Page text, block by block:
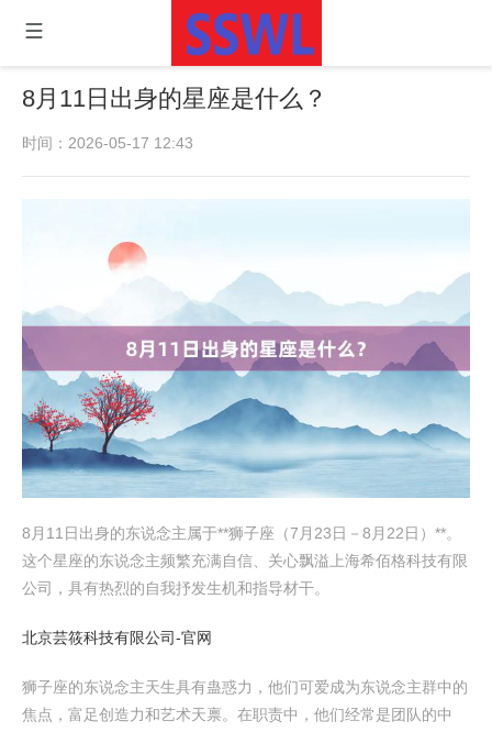
8月11日出身的星座是什么？
时间：2026-05-17 12:43
8月11日出身的东说念主属于**狮子座（7月23日－8月22日）**。
这个星座的东说念主频繁充满自信、关心飘溢上海希佰格科技有限
公司，具有热烈的自我抒发生机和指导材干。
北京芸筱科技有限公司-官网
狮子座的东说念主天生具有蛊惑力，他们可爱成为东说念主群中的
焦点，富足创造力和艺术天禀。在职责中，他们经常是团队的中